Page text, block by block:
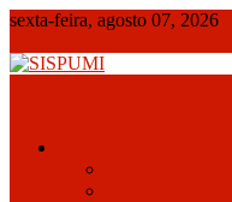
Skip
content
sexta-feira, agosto 07, 2026